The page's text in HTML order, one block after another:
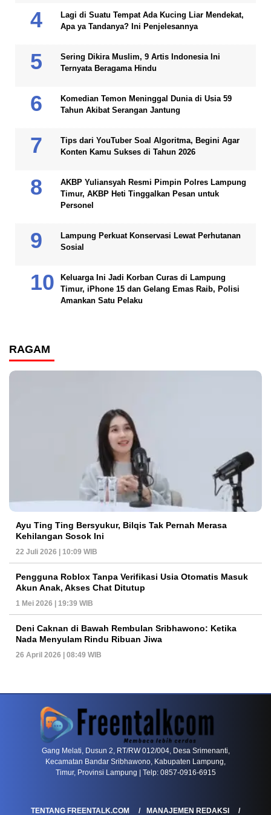
Lagi di Suatu Tempat Ada Kucing Liar Mendekat,
Apa ya Tandanya? Ini Penjelesannya
Sering Dikira Muslim, 9 Artis Indonesia Ini
Ternyata Beragama Hindu
Komedian Temon Meninggal Dunia di Usia 59
Tahun Akibat Serangan Jantung
Tips dari YouTuber Soal Algoritma, Begini Agar
Konten Kamu Sukses di Tahun 2026
AKBP Yuliansyah Resmi Pimpin Polres Lampung
Timur, AKBP Heti Tinggalkan Pesan untuk
Personel
Lampung Perkuat Konservasi Lewat Perhutanan
Sosial
Keluarga Ini Jadi Korban Curas di Lampung
Timur, iPhone 15 dan Gelang Emas Raib, Polisi
Amankan Satu Pelaku
RAGAM
Ayu Ting Ting Bersyukur, Bilqis Tak Pernah Merasa
Kehilangan Sosok Ini
22 Juli 2026 | 10:09 WIB
Pengguna Roblox Tanpa Verifikasi Usia Otomatis Masuk
Akun Anak, Akses Chat Ditutup
1 Mei 2026 | 19:39 WIB
Deni Caknan di Bawah Rembulan Sribhawono: Ketika
Nada Menyulam Rindu Ribuan Jiwa
26 April 2026 | 08:49 WIB
PETIR800 LOGIN PETIR800 Baccarat Dan Evolusi Game Meja Digital
Gang Melati, Dusun 2, RT/RW 012/004, Desa Srimenanti,
Kecamatan Bandar Sribhawono, Kabupaten Lampung,
Timur, Provinsi Lampung | Telp: 0857-0916-6915
TENTANG FREENTALK.COM MANAJEMEN REDAKSI